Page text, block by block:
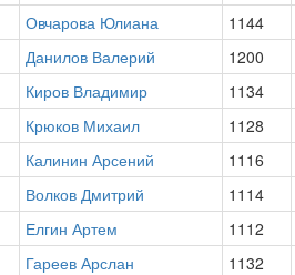
Овчарова Юлиана 1144
Данилов Валерий 1200
Киров Владимир 1134
Крюков Михаил 1128
Калинин Арсений 1116
Волков Дмитрий 1114
Елгин Артем 1112
Гареев Арслан 1132